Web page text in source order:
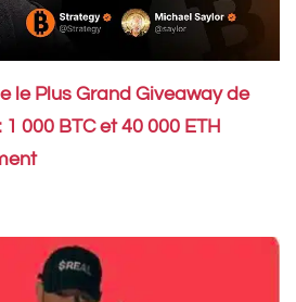
le Plus Grand Giveaway de
000 BTC et 40 000 ETH